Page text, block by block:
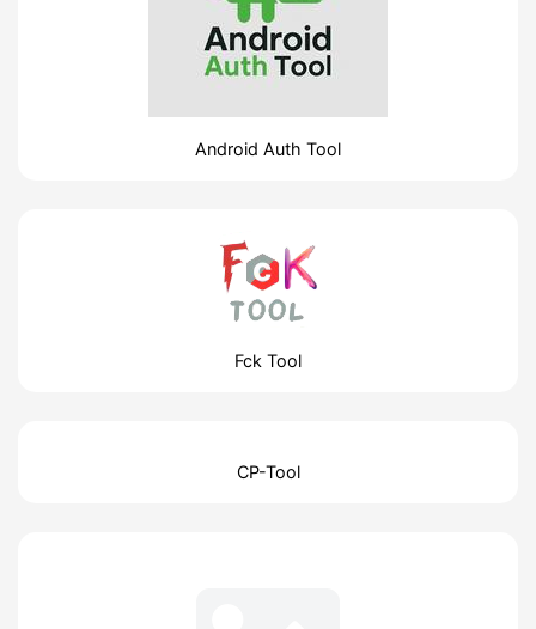
Android Auth Tool
Fck Tool
CP-Tool